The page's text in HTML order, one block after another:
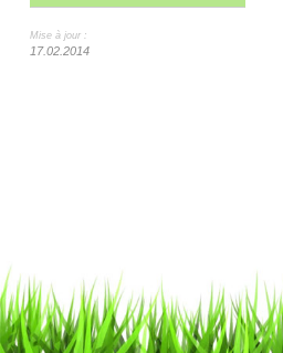
Mise à jour :
17.02.2014